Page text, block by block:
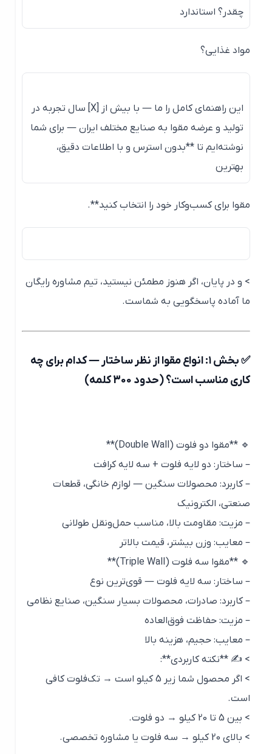
چقدر؟ استاندارد
مواد غذایی؟
این راهنمای کامل را ما — با بیش از [X] سال تجربه در
تولید و عرضه مقوا به صنایع مختلف ایران — برای شما
نوشته‌ایم تا **بدون استرس و با اطلاعات دقیق،
بهترین
مقوا برای کسب‌وکار خود را انتخاب کنید**.
> و در پایان، اگر هنوز مطمئن نیستید، تیم مشاوره رایگان
ما آماده پاسخگویی به شماست.
✅ بخش ۱: انواع مقوا از نظر ساختار — کدام برای چه
کاری مناسب است؟ (حدود 300 کلمه)
🔹 **مقوا دو فلوت (Double Wall)**
– ساختار: دو لایه فلوت + سه لایه کرافت
– کاربرد: محصولات سنگین — لوازم خانگی، قطعات
صنعتی، الکترونیک
– مزیت: مقاومت بالا، مناسب حمل‌ونقل طولانی
– معایب: وزن بیشتر، قیمت بالاتر
🔹 **مقوا سه فلوت (Triple Wall)**
– ساختار: سه لایه فلوت — قوی‌ترین نوع
– کاربرد: صادرات، محصولات بسیار سنگین، صنایع نظامی
– مزیت: حفاظت فوق‌العاده
– معایب: حجیم، هزینه بالا
> ✍️ **نکته کاربردی**:
> اگر محصول شما زیر 5 کیلو است → تک‌فلوت کافی
است.
> بین 5 تا 20 کیلو → دو فلوت.
> بالای 20 کیلو → سه فلوت یا مشاوره تخصصی.